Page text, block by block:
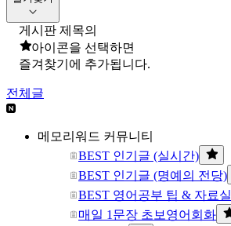
게시판 제목의
아이콘을 선택하면
즐겨찾기에 추가됩니다.
전체글
메모리워드 커뮤니티
BEST 인기글 (실시간)
BEST 인기글 (명예의 전당)
BEST 영어공부 팁 & 자료실
매일 1문장 초보영어회화